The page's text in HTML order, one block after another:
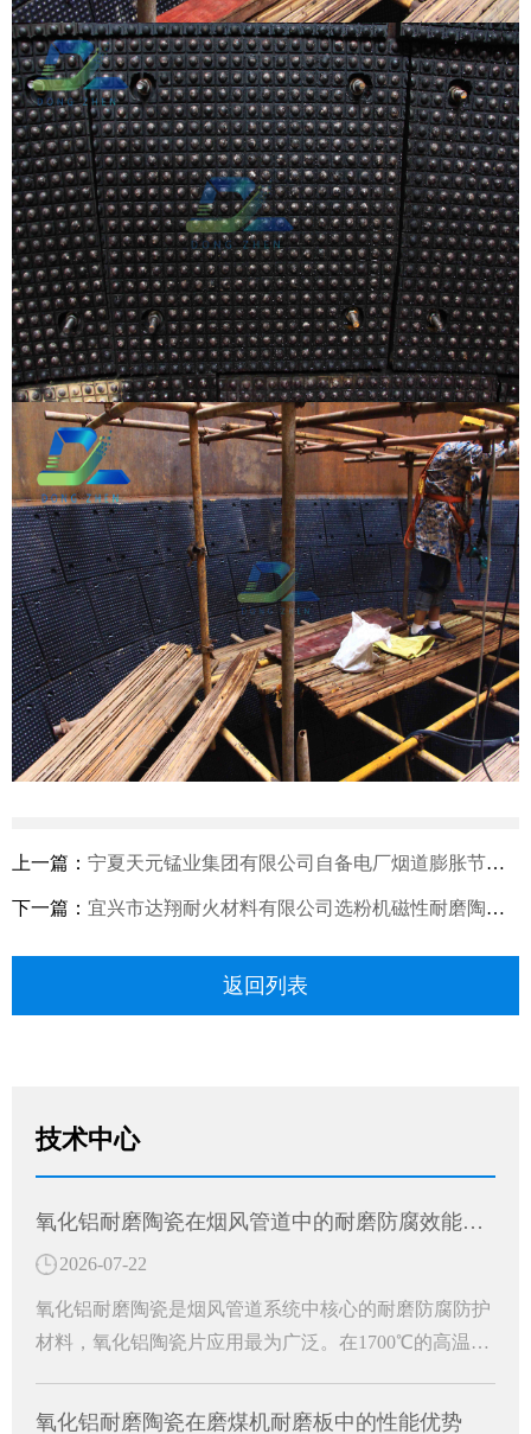
上一篇： 宁夏天元锰业集团有限公司自备电厂烟道膨胀节自密封防腐漏水治理项目
下一篇： 宜兴市达翔耐火材料有限公司选粉机磁性耐磨陶瓷施工
返回列表
技术中心
氧化铝耐磨陶瓷在烟风管道中的耐磨防腐效能分析
2026-07-22
氧化铝耐磨陶瓷是烟风管道系统中核心的耐磨防腐防护
材料，氧化铝陶瓷片应用最为广泛。在1700℃的高温窑
白色刚玉耐磨防护材料。成为工业烟风管道长效防护的
氧化铝耐磨陶瓷在磨煤机耐磨板中的性能优势